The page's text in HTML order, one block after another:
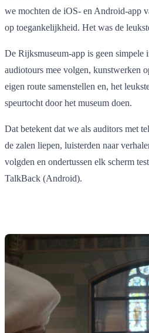
we mochten de iOS- en Android-app
op toegankelijkheid. Het was de
De Rijksmuseum-app is geen simpele
audiotours mee volgen, kunstwerken
eigen route samenstellen en, het
speurtocht door het museum doen.
Dat betekent dat we als auditors met
de zalen liepen, luisterden naar
volgden en ondertussen elk scherm
TalkBack (Android).